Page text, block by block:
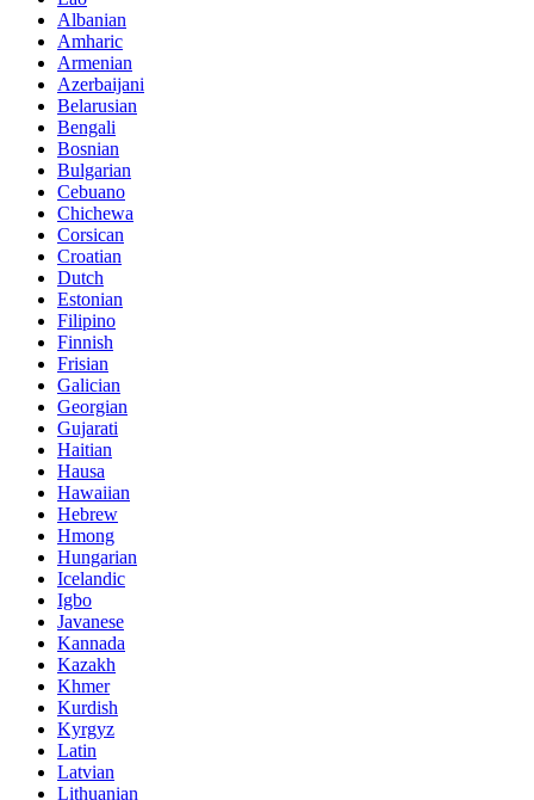
Albanian
Amharic
Armenian
Azerbaijani
Belarusian
Bengali
Bosnian
Bulgarian
Cebuano
Chichewa
Corsican
Croatian
Dutch
Estonian
Filipino
Finnish
Frisian
Galician
Georgian
Gujarati
Haitian
Hausa
Hawaiian
Hebrew
Hmong
Hungarian
Icelandic
Igbo
Javanese
Kannada
Kazakh
Khmer
Kurdish
Kyrgyz
Latin
Latvian
Lithuanian